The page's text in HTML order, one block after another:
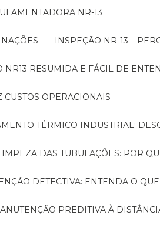
NR-13
INSPEÇÃO NR-13 –
NR13 RESUMIDA E FÁCIL DE
OPERACIONAIS
TÉRMICO INDUSTRIAL:
LIMPEZA DAS TUBULAÇÕES: POR
DETECTIVA: ENTENDA O
MANUTENÇÃO PREDITIVA À